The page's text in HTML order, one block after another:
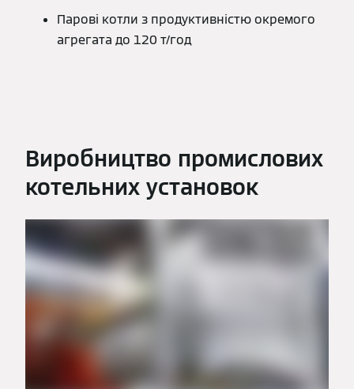
Парові котли з продуктивністю окремого
агрегата до 120 т/год
Виробництво промислових
котельних установок